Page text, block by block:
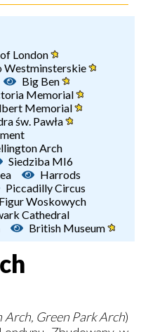
London
Westminsterskie
Big Ben
Memorial
Memorial
św. Pawła
Arch
Siedziba MI6
Harrods
Piccadilly Circus
Woskowych
Cathedral
British Museum
Green Park Arch)